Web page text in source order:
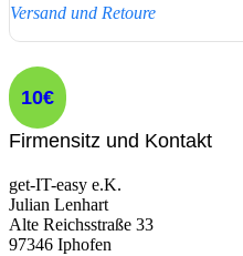
Versand und Retoure
10€
Firmensitz und Kontakt
get-IT-easy e.K.
Julian Lenhart
Alte Reichsstraße 33
97346 Iphofen